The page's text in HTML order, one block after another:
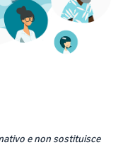
e non sostituisce